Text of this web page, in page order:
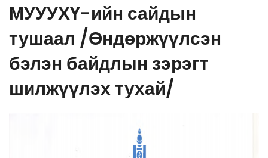
МУУУХҮ-ийн сайдын
тушаал /Өндөржүүлсэн
бэлэн байдлын зэрэгт
шилжүүлэх тухай/